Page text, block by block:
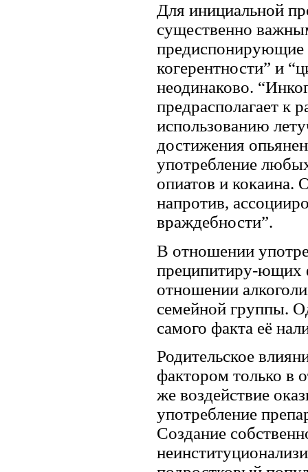
Для инициальной
существенно
предиспонирующие
когерентности” и
неодинаково.
предрасполагает к
использованию
достижения
употребление
опиатов и кокаина.
напротив,
враждебности”.
В отношении
преципитиру-ющих
отношении
семейной группы.
самого факта её
Родительское
фактором только в
же воздействие
употребление
Создание